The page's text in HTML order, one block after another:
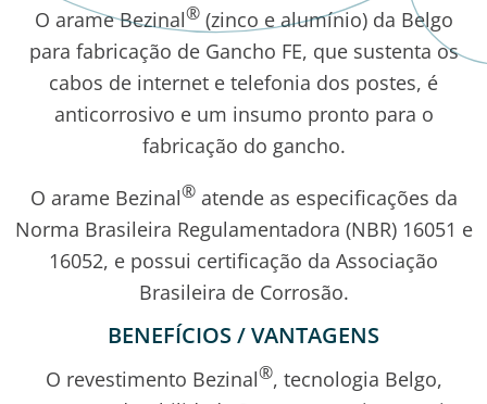
O arame Bezinal®(zinco e alumínio) da Belgo
para fabricação de Gancho FE, que sustenta os
cabos de internet e telefonia dos postes, é
anticorrosivo e um insumo pronto para o
fabricação do gancho.
O arame Bezinal®atende as especificações da
Norma Brasileira Regulamentadora (NBR) 16051 e
16052, e possui certificação da Associação
Brasileira de Corrosão.
BENEFÍCIOS / VANTAGENS
O revestimento Bezinal®, tecnologia Belgo,